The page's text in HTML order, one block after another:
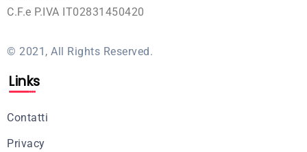
C.F.e P.IVA IT02831450420
© 2021, All Rights Reserved.
Links
Contatti
Privacy